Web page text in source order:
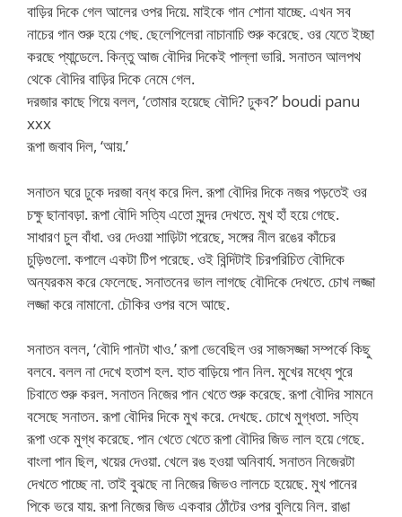
বাড়ির দিকে গেল আলের ওপর দিয়ে. মাইকে গান শোনা যাচ্ছে. এখন সব
নাচের গান শুরু হয়ে গেছ. ছেলেপিলেরা নাচানাচি শুরু করেছে. ওর যেতে ইচ্ছা
করছে প্যান্ডেলে. কিন্তু আজ বৌদির দিকেই পাল্লা ভারি. সনাতন আলপথ
থেকে বৌদির বাড়ির দিকে নেমে গেল.
দরজার কাছে গিয়ে বলল, ‘তোমার হয়েছে বৌদি? ঢুকব?’ boudi panu
xxx
রূপা জবাব দিল, ‘আয়.’
সনাতন ঘরে ঢুকে দরজা বন্ধ করে দিল. রূপা বৌদির দিকে নজর পড়তেই ওর
চক্ষু ছানাবড়া. রূপা বৌদি সত্যি এতো সুন্দর দেখতে. মুখ হাঁ হয়ে গেছে.
সাধারণ চুল বাঁধা. ওর দেওয়া শাড়িটা পরেছে, সঙ্গের নীল রঙের কাঁচের
চুড়িগুলো. কপালে একটা টিপ পরেছে. ওই বিন্দিটাই চিরপরিচিত বৌদিকে
অন্যরকম করে ফেলেছে. সনাতনের ভাল লাগছে বৌদিকে দেখতে. চোখ লজ্জা
লজ্জা করে নামানো. চৌকির ওপর বসে আছে.
সনাতন বলল, ‘বৌদি পানটা খাও.’ রূপা ভেবেছিল ওর সাজসজ্জা সম্পর্কে কিছু
বলবে. বলল না দেখে হতাশ হল. হাত বাড়িয়ে পান নিল. মুখের মধ্যে পুরে
চিবাতে শুরু করল. সনাতন নিজের পান খেতে শুরু করেছে. রূপা বৌদির সামনে
বসেছে সনাতন. রূপা বৌদির দিকে মুখ করে. দেখছে. চোখে মুগ্ধতা. সত্যি
রূপা ওকে মুগ্ধ করেছে. পান খেতে খেতে রূপা বৌদির জিভ লাল হয়ে গেছে.
বাংলা পান ছিল, খয়ের দেওয়া. খেলে রঙ হওয়া অনিবার্য. সনাতন নিজেরটা
দেখতে পাচ্ছে না. তাই বুঝছে না নিজের জিভও লালচে হয়েছে. মুখ পানের
পিকে ভরে যায়. রূপা নিজের জিভ একবার ঠোঁটের ওপর বুলিয়ে নিল. রাঙা